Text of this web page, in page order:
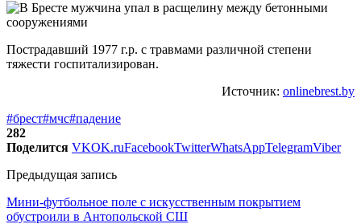
Пострадавший 1977 г.р. с травмами различной степени
тяжести госпитализирован.
Источник: onlinebrest.by
#брест#мчс#падение
282
Поделится VKOK.ruFacebookTwitterWhatsAppTelegramViber
Предыдущая запись
Мини-футбольное поле с искусственным покрытием
обустроили в Антопольской СШ